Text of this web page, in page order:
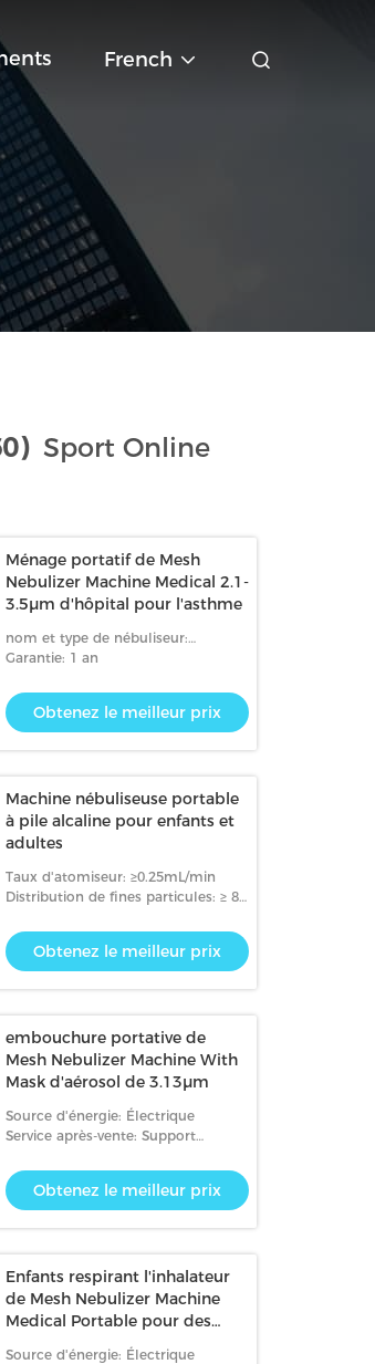
French
Sport Online
Ménage portatif de Mesh
Nebulizer Machine Medical 2.1-
3.5μm d'hôpital pour l'asthme
nom et type de nébuliseur:
Nébuliseur électrique d'inhalateur
Garantie: 1 an
Obtenez le meilleur prix
Machine nébuliseuse portable
à pile alcaline pour enfants et
adultes
Taux d'atomiseur: ≥0.25mL/min
Distribution de fines particules: ≥ 85
Obtenez le meilleur prix
embouchure portative de
Mesh Nebulizer Machine With
Mask d'aérosol de 3.13μm
Source d'énergie: Électrique
Service après-vente: Support
Obtenez le meilleur prix
Enfants respirant l'inhalateur
de Mesh Nebulizer Machine
Medical Portable pour des
Source d'énergie: Électrique